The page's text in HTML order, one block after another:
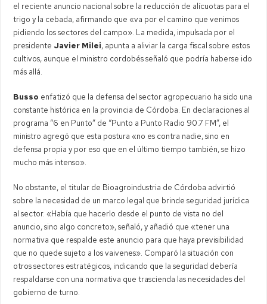
el reciente anuncio nacional sobre la reducción de alícuotas para el
trigo y la cebada, afirmando que «va por el camino que venimos
pidiendo los sectores del campo». La medida, impulsada por el
presidente Javier Milei, apunta a aliviar la carga fiscal sobre estos
cultivos, aunque el ministro cordobés señaló que podría haberse ido
más allá.
Busso enfatizó que la defensa del sector agropecuario ha sido una
constante histórica en la provincia de Córdoba. En declaraciones al
programa “6 en Punto” de “Punto a Punto Radio 90.7 FM”, el
ministro agregó que esta postura «no es contra nadie, sino en
defensa propia y por eso que en el último tiempo también, se hizo
mucho más intenso».
No obstante, el titular de Bioagroindustria de Córdoba advirtió
sobre la necesidad de un marco legal que brinde seguridad jurídica
al sector. «Había que hacerlo desde el punto de vista no del
anuncio, sino algo concreto», señaló, y añadió que «tener una
normativa que respalde este anuncio para que haya previsibilidad
que no quede sujeto a los vaivenes». Comparó la situación con
otros sectores estratégicos, indicando que la seguridad debería
respaldarse con una normativa que trascienda las necesidades del
gobierno de turno.